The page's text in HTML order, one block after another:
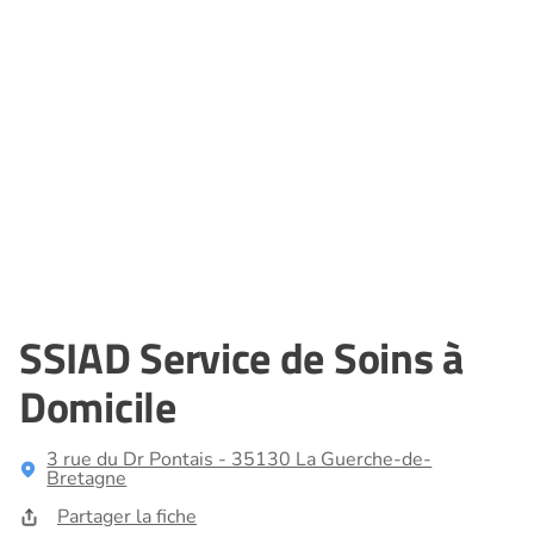
SSIAD Service de Soins à
Domicile
3 rue du Dr Pontais - 35130 La Guerche-de-
Bretagne
Partager la fiche